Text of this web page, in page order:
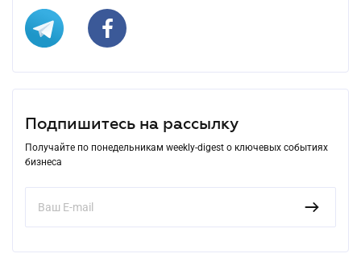
Подпишитесь на рассылку
Получайте по понедельникам weekly-digest о ключевых событиях
бизнеса